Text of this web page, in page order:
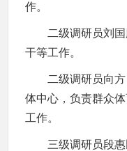
作。
二级调研员刘
干等工作。
二级调研员向
体中心，负责群众
工作。
三级调研员段